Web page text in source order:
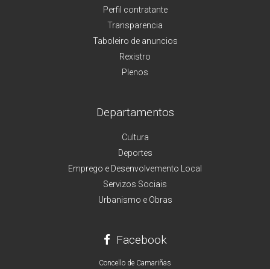
Perfil contratante
Transparencia
Taboleiro de anuncios
Rexistro
Plenos
Departamentos
Cultura
Deportes
Emprego e Desenvolvemento Local
Servizos Sociais
Urbanismo e Obras
Facebook
Concello de Camariñas